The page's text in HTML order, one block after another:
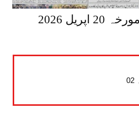
2026
روزنامہ مسکن مورخہ 02